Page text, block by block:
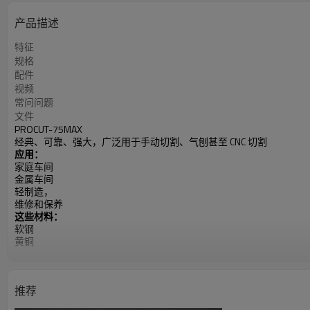
产品描述
特征
规格
配件
视频
常问问题
文件
PROCUT-75MAX
经典、可靠、强大，广泛用于手动切割、气刨甚至 CNC 切割
应用：
家庭车间
金属车间
轻制造，
维修和保养
这些材料：
软钢
黄铜
输入电源：340-460V，三相
推荐